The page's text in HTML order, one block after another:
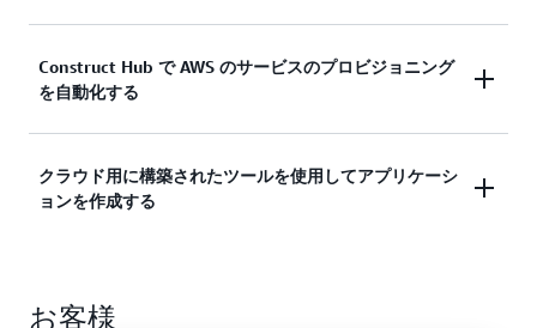
AWS CDK が開発をより容易にする方法の詳細
継続的インテグレーションおよびデリバリー
(CI/CD) パイプラインと統合しながら、複雑なバッ
Construct Hub で AWS のサービスのプロビジョニング
を自動化する
デベロッパーコミュニティによって作成された
AWS CDK コンストラクトを検出して使用し、新し
Construct Hub の詳細
クラウド用に構築されたツールを使用してアプリケーシ
ョンを作成する
ロッパープレビュー) を使用して、真新しいインフ
お客様